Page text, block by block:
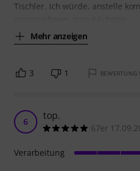
Tischler. Ich würde, anstelle
Mehr anzeigen
3 1 BEWERTUNG
6 top.
67er
Verarbeitung